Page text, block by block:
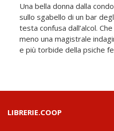
Una bella donna dalla
sullo sgabello di un bar
testa confusa dall’alcol.
meno una magistrale
e più torbide della psiche
LIBRERIE.COOP